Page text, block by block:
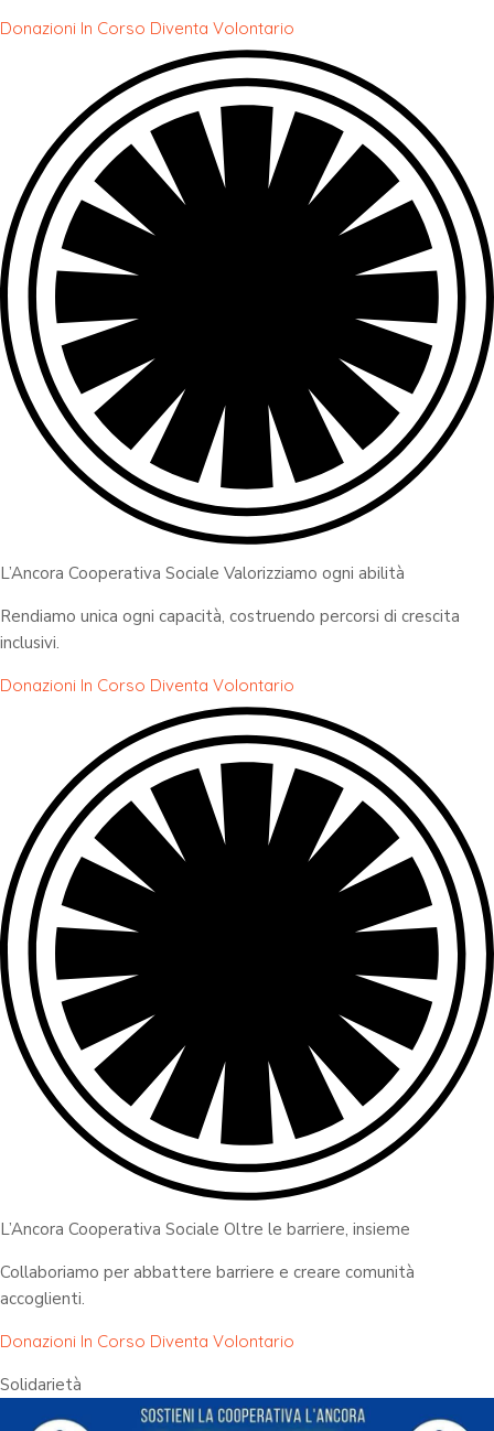
Donazioni In Corso Diventa Volontario
L’Ancora Cooperativa Sociale Valorizziamo ogni abilità
Rendiamo unica ogni capacità, costruendo percorsi di crescita
inclusivi.
Donazioni In Corso Diventa Volontario
L’Ancora Cooperativa Sociale Oltre le barriere, insieme
Collaboriamo per abbattere barriere e creare comunità
accoglienti.
Donazioni In Corso Diventa Volontario
Solidarietà